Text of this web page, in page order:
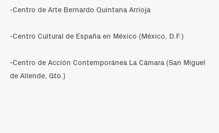
-Centro de Arte Bernardo Quintana Arrioja
-Centro Cultural de España en México (México, D.F.)
-Centro de Acción Contemporánea La Cámara (San Miguel
de Allende, Gto.)